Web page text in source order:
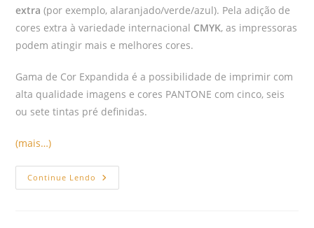
extra (por exemplo, alaranjado/verde/azul). Pela adição de
cores extra à variedade internacional CMYK, as impressoras
podem atingir mais e melhores cores.
Gama de Cor Expandida é a possibilidade de imprimir com
alta qualidade imagens e cores PANTONE com cinco, seis
ou sete tintas pré definidas.
(mais…)
Continue Lendo